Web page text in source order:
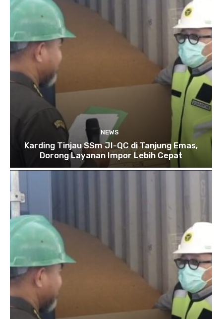
NEWS
Karding Tinjau SSm JI-QC di Tanjung Emas,
Dorong Layanan Impor Lebih Cepat